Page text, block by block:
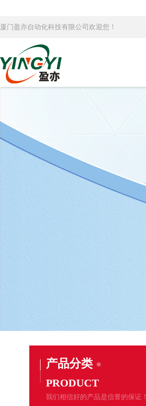
厦门盈亦自动化科技有限公司欢迎您！
产品分类
PRODUCT
我们相信好的产品是信誉的保证！